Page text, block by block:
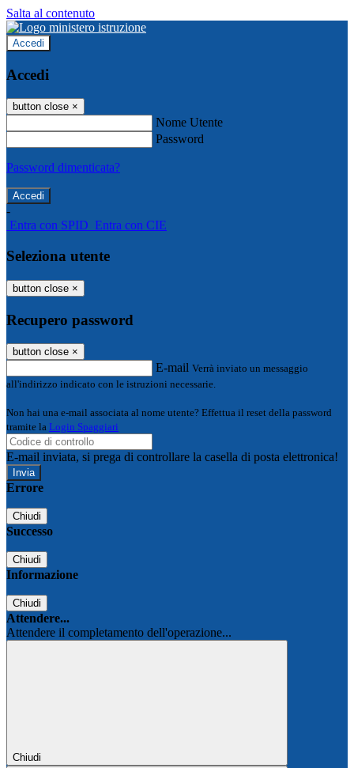
Salta al contenuto
Accedi
Accedi
button close ×
Nome Utente
Password
Password dimenticata?
-
Entra con SPID Entra con CIE
Seleziona utente
button close ×
Recupero password
button close ×
E-mail Verrà inviato un messaggio
all'indirizzo indicato con le istruzioni necessarie.
Non hai una e-mail associata al nome utente? Effettua il reset della password
tramite la Login Spaggiari
E-mail inviata, si prega di controllare la casella di posta elettronica!
Errore
Chiudi
Successo
Chiudi
Informazione
Chiudi
Attendere...
Attendere il completamento dell'operazione...
Chiudi